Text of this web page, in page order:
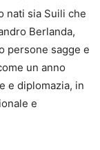
nati sia Suili che
Berlanda,
persone sagge e
un anno
e diplomazia, in
e